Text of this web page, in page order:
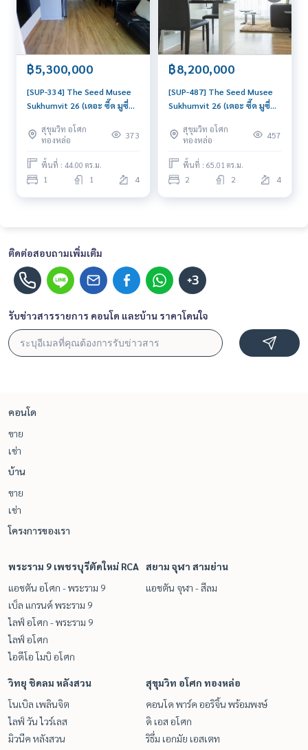
฿5,300,000
[SUP-334] The Seed Musee
Sukhumvit 26 (เดอะ ซี๊ด มูซี่
1 ห้องนอน ใกล้พร้อมพงษ์ ทำเล
ดีมาก ห้องพร้อมอยู่
สุขุมวิท อโศก
ทองหล่อ
373
พื้นที่ : 44.00 ตร.ม.
1 1 4
฿8,200,000
[SUP-487] The Seed Musee
Sukhumvit 26 (เดอะ ซี๊ด มูซี่
2 ห้องนอน ใกล้พร้อมพงษ์ ขาย
คอนโด ด่วน!
สุขุมวิท อโศก
ทองหล่อ
457
พื้นที่ : 65.01 ตร.ม.
2 2 4
ติดต่อสอบถามเพิ่มเติม
+3
รับข่าวสารรายการ คอนโด และบ้าน ราคาโดนใจ
คอนโด
ขาย
เช่า
บ้าน
ขาย
เช่า
โครงการของเรา
พระราม 9 เพชรบุรีตัดใหม่ RCA
แอชตัน อโศก - พระราม 9
เบ็ล แกรนด์ พระราม 9
ไลฟ์ อโศก - พระราม 9
ไลฟ์ อโศก
ไอดีโอ โมบิ อโศก
สยาม จุฬา สามย่าน
แอชตัน จุฬา - สีลม
วิทยุ ชิดลม หลังสวน
โนเบิล เพลินจิต
ไลฟ์ วัน ไวร์เลส
มิวนีค หลังสวน
สุขุมวิท อโศก ทองหล่อ
คอนโด พาร์ค ออริจิ้น พร้อมพงษ์
ดิ เอส อโศก
ริธึ่ม เอกมัย เอสเตท